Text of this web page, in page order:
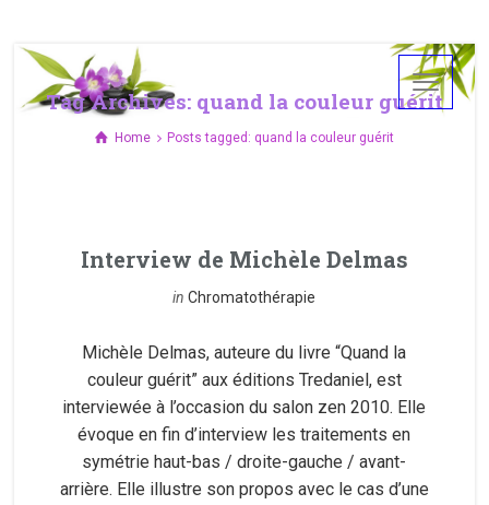
Tag Archives: quand la couleur guérit
Home Posts tagged: quand la couleur guérit
Interview de Michèle Delmas
inChromatothérapie
Michèle Delmas, auteure du livre “Quand la
couleur guérit” aux éditions Tredaniel, est
interviewée à l’occasion du salon zen 2010. Elle
évoque en fin d’interview les traitements en
symétrie haut-bas / droite-gauche / avant-
arrière. Elle illustre son propos avec le cas d’une